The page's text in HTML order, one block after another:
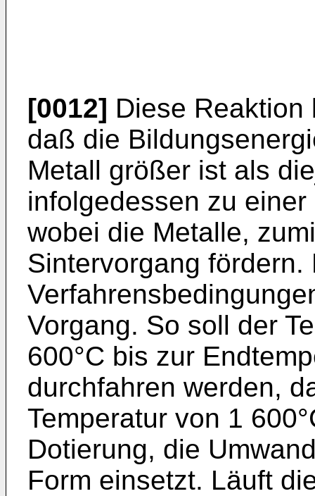
[0012] Diese
daß die
Metall größer ist als
infolgedessen zu
wobei die Metalle,
Sintervorgang
Vorgang. So soll der
600°C bis zur
durchfah­ren werden,
Temperatur von 1
Dotierung, die
Form einsetzt. Läuft